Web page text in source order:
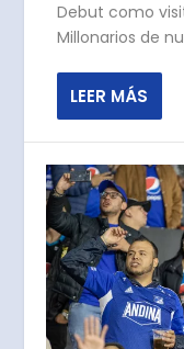
Debut como
Millonarios de
LEER MÁS